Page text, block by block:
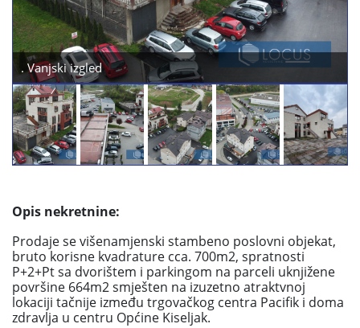
. Vanjski izgled
Opis nekretnine:
Prodaje se višenamjenski stambeno poslovni objekat,
bruto korisne kvadrature cca. 700m2, spratnosti
P+2+Pt sa dvorištem i parkingom na parceli uknjižene
površine 664m2 smješten na izuzetno atraktvnoj
lokaciji tačnije između trgovačkog centra Pacifik i doma
zdravlja u centru Općine Kiseljak.